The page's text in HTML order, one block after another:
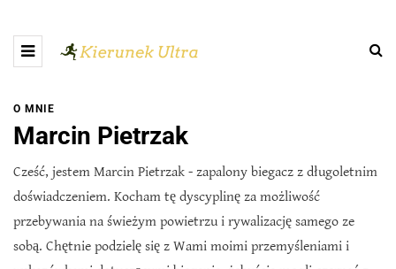
O MNIE
Marcin Pietrzak
Cześć, jestem Marcin Pietrzak - zapalony biegacz z długoletnim
doświadczeniem. Kocham tę dyscyplinę za możliwość
przebywania na świeżym powietrzu i rywalizację samego ze
sobą. Chętnie podzielę się z Wami moimi przemyśleniami i